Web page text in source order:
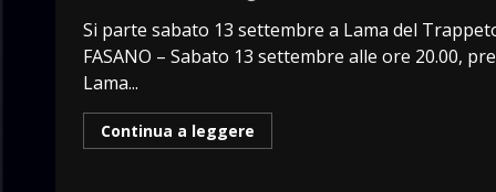
Si parte sabato 13 settembre a Lama del
FASANO – Sabato 13 settembre alle ore 20.00,
Lama...
Continua a leggere